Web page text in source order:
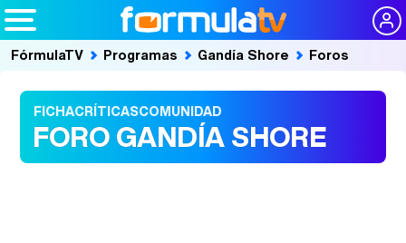
FórmulaTV Programas Gandía Shore Foros
FICHACRÍTICASCOMUNIDAD
FORO GANDÍA SHORE